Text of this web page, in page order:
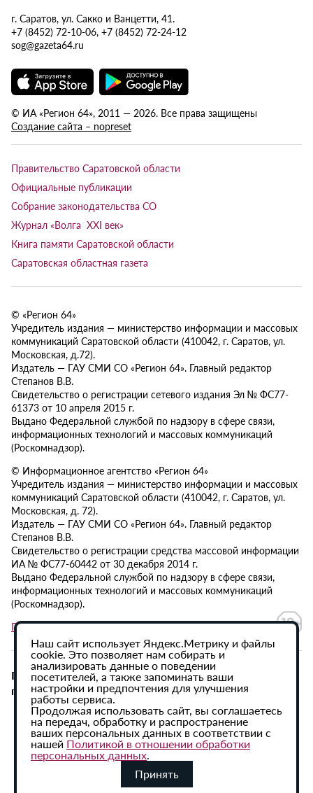
г. Саратов, ул. Сакко и Ванцетти, 41.
+7 (8452) 72-10-06, +7 (8452) 72-24-12
sog@gazeta64.ru
© ИА «Регион 64», 2011 — 2026. Все права защищены
Создание сайта – nopreset
Правительство Саратовской области
Официальные публикации
Собрание законодательства СО
Журнал «Волга XXI век»
Книга памяти Саратовской области
Саратовская областная газета
© «Регион 64»
Учредитель издания — министерство информации и массовых
коммуникаций Саратовской области (410042, г. Саратов, ул.
Московская, д.72).
Издатель — ГАУ СМИ СО «Регион 64». Главный редактор
Степанов В.В.
Свидетельство о регистрации сетевого издания Эл № ФС77-
61373 от 10 апреля 2015 г.
Выдано Федеральной службой по надзору в сфере связи,
информационных технологий и массовых коммуникаций
(Роскомнадзор).
© Информационное агентство «Регион 64»
Учредитель издания — министерство информации и массовых
коммуникаций Саратовской области (410042, г. Саратов, ул.
Московская, д. 72).
Издатель — ГАУ СМИ СО «Регион 64». Главный редактор
Степанов В.В.
Свидетельство о регистрации средства массовой информации
ИА № ФС77-60442 от 30 декабря 2014 г.
Выдано Федеральной службой по надзору в сфере связи,
информационных технологий и массовых коммуникаций
(Роскомнадзор).
Политика в отношении обработки персональных данных
При использовании материалов сайта активная
гиперссылка на ИА «Регион 64» обязательна.
Наш сайт использует Яндекс.Метрику и файлы
cookie. Это позволяет нам собирать и
анализировать данные о поведении
посетителей, а также запоминать ваши
настройки и предпочтения для улучшения
работы сервиса.
Продолжая использовать сайт, вы соглашаетесь
на передач, обработку и распространение
ваших персональных данных в соответствии с
нашей Политикой в отношении обработки
персональных данных.
Принять